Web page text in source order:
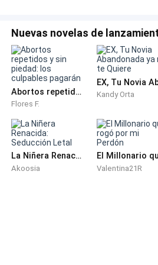
Fernando, empujó la cabeza de
por poco le desprende la cervical
arranca un pedazo con los
—Ana, no es lo que crees —se
del sofá cama. Intentó calmarla
echaba espuma por la boca de la
Su rostro se tornó enrojecido,
sumamente contraídas y la
Nuevas novelas de
Abortos repetidos y sin piedad: los culpables pagarán
Flores F.
Kandy Orta
La Niñera Renacida: Seducción Letal
Akoosia Valentina21R